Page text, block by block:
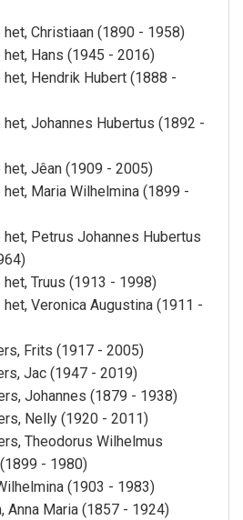
het, Christiaan (1890 - 1958)
het, Hans (1945 - 2016)
het, Hendrik Hubert (1888 -
het, Johannes Hubertus (1892 -
het, Jêan (1909 - 2005)
het, Maria Wilhelmina (1899 -
het, Petrus Johannes Hubertus
het, Truus (1913 - 1998)
het, Veronica Augustina (1911 -
Frits (1917 - 2005)
Jac (1947 - 2019)
Johannes (1879 - 1938)
Nelly (1920 - 2011)
Theodorus Wilhelmus
- 1980)
(1903 - 1983)
Anna Maria (1857 - 1924)